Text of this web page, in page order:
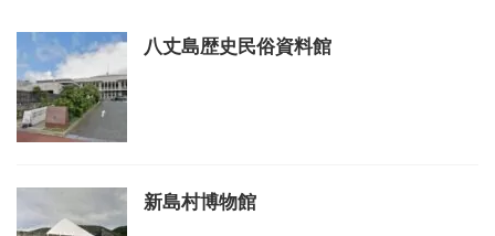
八丈島歴史民俗資料館
新島村博物館